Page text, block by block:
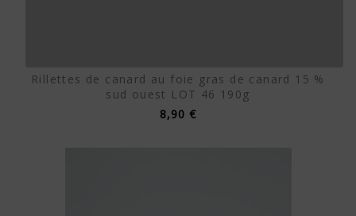
Rillettes de canard au foie gras de canard 15 %
sud ouest LOT 46 190g
8,90 €